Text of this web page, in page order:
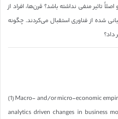
تاثیر منفی نداشته باشد؟ قرن‌ها، افراد از
شده از فناوری استقبال می‌کردند. چگونه
داد؟
(1) Macro- and/or micro-economic
analytics driven changes in business